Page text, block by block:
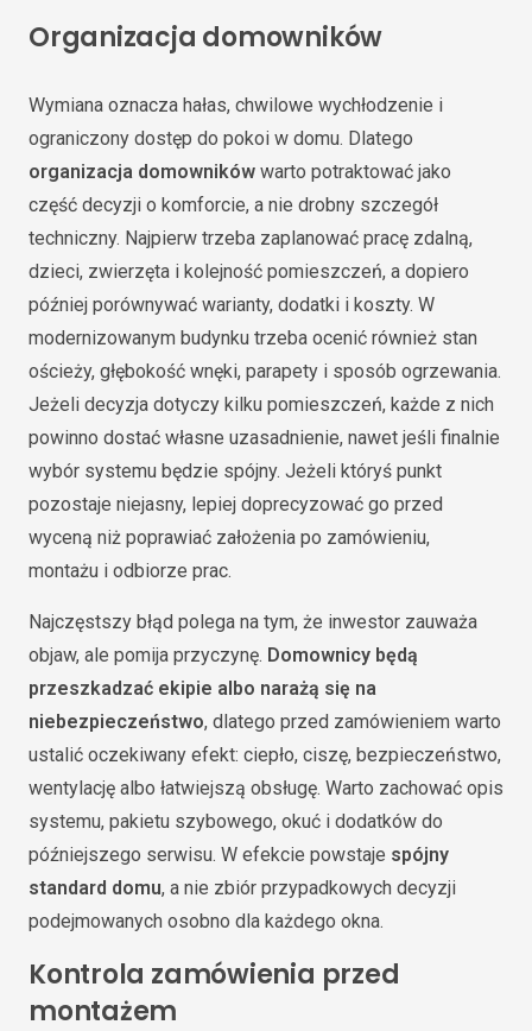
Organizacja domowników
Wymiana oznacza hałas, chwilowe wychłodzenie i
ograniczony dostęp do pokoi w domu. Dlatego
organizacja domowników warto potraktować jako
część decyzji o komforcie, a nie drobny szczegół
techniczny. Najpierw trzeba zaplanować pracę zdalną,
dzieci, zwierzęta i kolejność pomieszczeń, a dopiero
później porównywać warianty, dodatki i koszty. W
modernizowanym budynku trzeba ocenić również stan
ościeży, głębokość wnęki, parapety i sposób ogrzewania.
Jeżeli decyzja dotyczy kilku pomieszczeń, każde z nich
powinno dostać własne uzasadnienie, nawet jeśli finalnie
wybór systemu będzie spójny. Jeżeli któryś punkt
pozostaje niejasny, lepiej doprecyzować go przed
wyceną niż poprawiać założenia po zamówieniu,
montażu i odbiorze prac.
Najczęstszy błąd polega na tym, że inwestor zauważa
objaw, ale pomija przyczynę. Domownicy będą
przeszkadzać ekipie albo narażą się na
niebezpieczeństwo, dlatego przed zamówieniem warto
ustalić oczekiwany efekt: ciepło, ciszę, bezpieczeństwo,
wentylację albo łatwiejszą obsługę. Warto zachować opis
systemu, pakietu szybowego, okuć i dodatków do
późniejszego serwisu. W efekcie powstaje spójny
standard domu, a nie zbiór przypadkowych decyzji
podejmowanych osobno dla każdego okna.
Kontrola zamówienia przed
montażem